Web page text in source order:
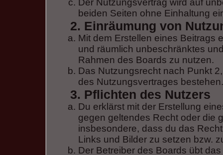
Der Nutzungsvertrag wird auf
beiden Seiten ohne Einhaltung
2. Einräumung von
Mit dem Erstellen eines Beitrags
und räumlich unbeschränktes
Rahmen des Boards zu nutzen.
Das Nutzungsrecht nach Punkt
des Nutzungsvertrages bestehen.
3. Pflichten des Nutzers
Du erklärst mit der Erstellung
gegen geltendes Recht oder die
insbesondere, dass du das
Links und Bilder zu setzen bzw.
Der Betreiber des Boards übt